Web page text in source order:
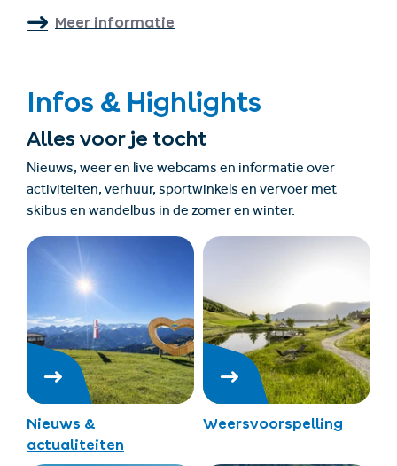
Meer informatie
Infos & Highlights
Alles voor je tocht
Nieuws, weer en live webcams en informatie over
activiteiten, verhuur, sportwinkels en vervoer met
skibus en wandelbus in de zomer en winter.
Nieuws &
actualiteiten
Weersvoorspelling